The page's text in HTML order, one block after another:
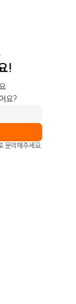
!
.
요?
문의해주세요.